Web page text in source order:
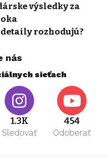
výsledky za
rozhodujú?
nás
sieťach
1.3K
Sledovať
454
Odoberať